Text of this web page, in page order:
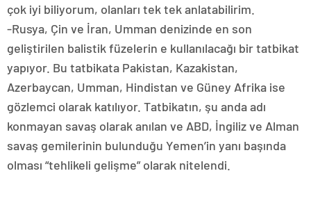
çok iyi biliyorum, olanları tek tek anlatabilirim.
-Rusya, Çin ve İran, Umman denizinde en son
geliştirilen balistik füzelerin e kullanılacağı bir tatbikat
yapıyor. Bu tatbikata Pakistan, Kazakistan,
Azerbaycan, Umman, Hindistan ve Güney Afrika ise
gözlemci olarak katılıyor. Tatbikatın, şu anda adı
konmayan savaş olarak anılan ve ABD, İngiliz ve Alman
savaş gemilerinin bulunduğu Yemen’in yanı başında
olması “tehlikeli gelişme” olarak nitelendi.